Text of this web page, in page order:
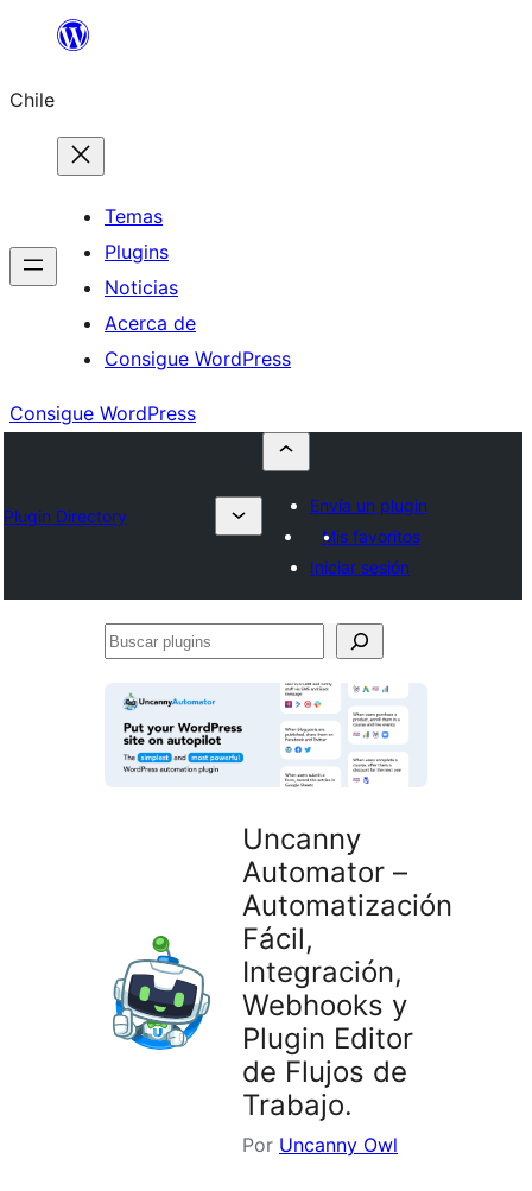
Saltar
contenido
Chile
Temas
Plugins
Noticias
Acerca de
Consigue WordPress
Consigue WordPress
Plugin Directory
Envía un plugin
Mis favoritos
Iniciar sesión
Buscar
Uncanny
Automator –
Automatización
Fácil,
Integración,
Webhooks y
Plugin Editor
de Flujos de
Trabajo.
Por Uncanny Owl